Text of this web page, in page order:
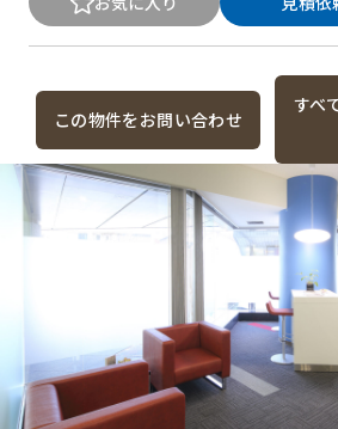
この物件をお問い合わせ
すべ